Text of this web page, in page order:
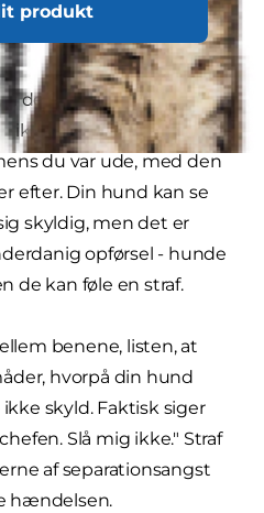
produkt
i denne situation, er at
ikke kunne forbinde det
du var ude, med den
efter. Din hund kan se
skyldig, men det er
opførsel - hunde
de kan føle en straf.
benene, listen, at
hvorpå din hund
skyld. Faktisk siger
Slå mig ikke." Straf
af separationsangst
hændelsen.